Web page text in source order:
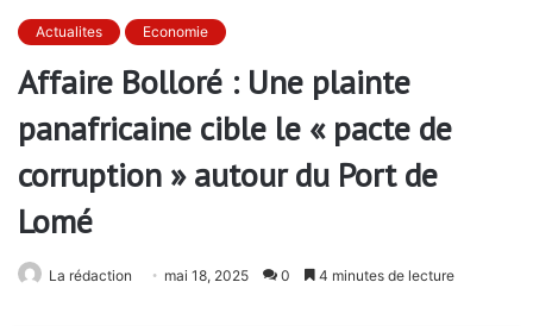
Actualites Economie
Affaire Bolloré : Une plainte
panafricaine cible le « pacte de
corruption » autour du Port de
Lomé
La rédaction mai 18, 2025 0 4 minutes de lecture